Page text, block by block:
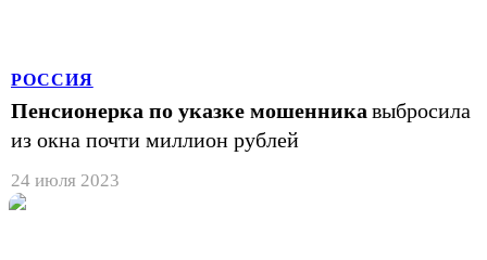
РОССИЯ
Пенсионерка по указке мошенника выбросила
из окна почти миллион рублей
24 июля 2023